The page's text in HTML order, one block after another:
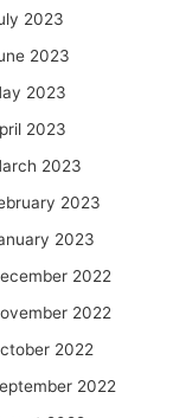
2023
2023
2023
2023
2023
2023
2023
2022
2022
2022
2022